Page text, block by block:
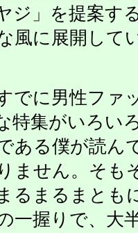
ジ」を提案す
風に展開して
でに男性ファ
特集がいろい
ある僕が読ん
ません。そも
るまるまとも
一握りで、大